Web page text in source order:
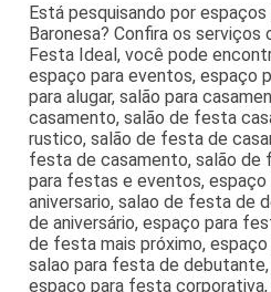
Está pesquisando por
Baronesa? Confira os
Festa Ideal, você pode
espaço para eventos, espaço
para alugar, salão para
casamento, salão de festa
rustico, salão de festa de
festa de casamento, salão de
para festas e eventos,
aniversario, salao de festa de
de aniversário, espaço para
de festa mais próximo,
salao para festa de
espaço para festa